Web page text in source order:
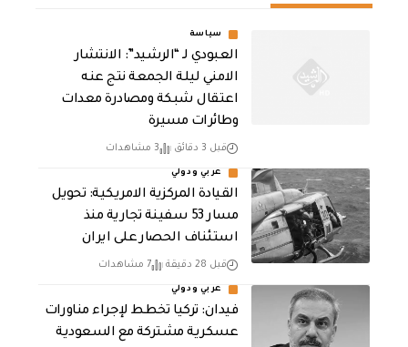
سياسة
العبودي لـ “الرشيد”: الانتشار
الامني ليلة الجمعة نتج عنه
اعتقال شبكة ومصادرة معدات
وطائرات مسيرة
قبل 3 دقائق 3 مشاهدات
عربي ودولي
القيادة المركزية الامريكية: تحويل
مسار 53 سفينة تجارية منذ
استئناف الحصار على ايران
قبل 28 دقيقة 7 مشاهدات
عربي ودولي
فيدان: تركيا تخطط لإجراء مناورات
عسكرية مشتركة مع السعودية